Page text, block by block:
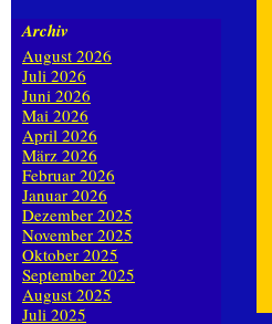
Archiv
August 2026
Juli 2026
Juni 2026
Mai 2026
April 2026
März 2026
Februar 2026
Januar 2026
Dezember 2025
November 2025
Oktober 2025
September 2025
August 2025
Juli 2025